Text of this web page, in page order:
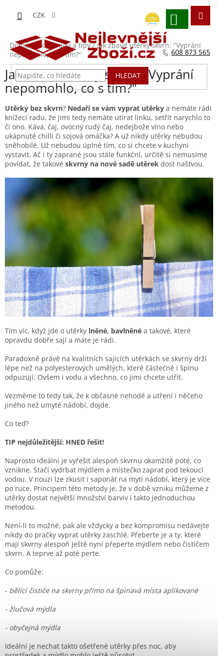
obsah
CZK
HLEDAT
NÁKUPNÍ
KOŠÍK
Domů / Blog - rady a tipy / Jak zbavit utěrky skvrn: "Vyprání
nepomohlo, co s tím?"
Jak zbavit utěrky skvrn: "Vyprání
nepomohlo, co s tím?"
Utěrky bez skvrn? Nedaří se vám vyprat utěrky a nemáte rádi
knížecí radu, že jimi tedy nemáte utírat linku, setřít narychlo to
či ono. Káva, čaj, ovocný rudý čaj, nedejbože víno nebo
ukápnuté chilli či sojová omáčka? A už nikdy utěrky nebudou
sněhobílé. Už nebudou úplně tím, co si chcete v kuchyni
vystavit. Ač i ty zaprané jsou stále funkční, určitě si nemusíme
povídat, že takové skvrny na nové sadě utěrek dost naštvou.
Tím víc, když jde o utěrky lněné, bavlněné a takové, které
opravdu dobře sají a máte je rádi.
Paradoxně právě na kvalitních sajících utěrkách se skvrny drží
lépe než na polyesterových umělých, které částečně i špínu
odpuzují. Ovšem i vodu a všechno, co jimi chcete utřít.
Vezměme to tedy tak, že k občasné nehodě a utření i něčeho
jiného než umyté nádobí, dojde.
Co teď?
TIP nejdůležitější: HNED řešit!
Naprosto ideální je vyřešit alespoň skvrnu okamžitě poté, co
vznikne. Stačí vydrbat mýdlem a místečko zaprat pod tekoucí
vodou. V nouzi lze zkusit i saponát na mytí nádobí, který je více
po ruce. Principem této metody je, že v době vzniku můžeme z
utěrky dostat největší množství barviv i takto jednoduchou
metodou.
Není-li to možné, pak ale vždycky a bez kompromisu nedávejte
nikdy do pračky vyprat utěrky zaschlé. Přeberte je a ty, které
mají skvrny alespoň ještě nyní přeperte mýdlem nebo čističem
skvrn. A teprve až poté perte.
Co pomůže:
- bělící čističe na skvrny přímo na špinavá místa aplikované
- žlučová mýdla
- obyčejná mýdla
Ideální je nechat takto ošetřené utěrky přes noc, aby
608 873 565